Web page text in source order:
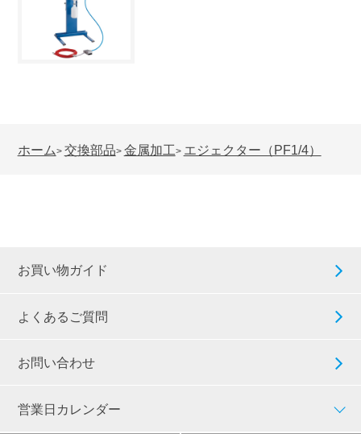
ホーム> 交換部品> 金属加工> エジェクター（PF1/4）
お買い物ガイド
よくあるご質問
お問い合わせ
営業日カレンダー